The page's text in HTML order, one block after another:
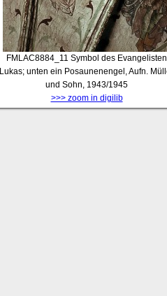
FMLAC8884_11 Symbol des Evangelisten
Lukas; unten ein Posaunenengel, Aufn.
und Sohn, 1943/1945
>>> zoom in digilib